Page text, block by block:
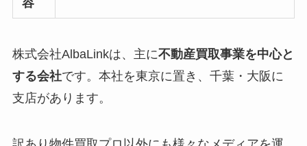
株式会社AlbaLinkは、主に不動産買取事業を中心と
する会社です。本社を東京に置き、千葉・大阪に
支店があります。